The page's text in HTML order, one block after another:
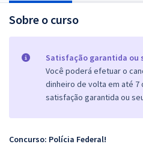
Sobre o curso
Satisfação garantida ou
Você poderá efetuar o
dinheiro de volta em até 7
satisfação garantida ou
Concurso: Polícia Federal!